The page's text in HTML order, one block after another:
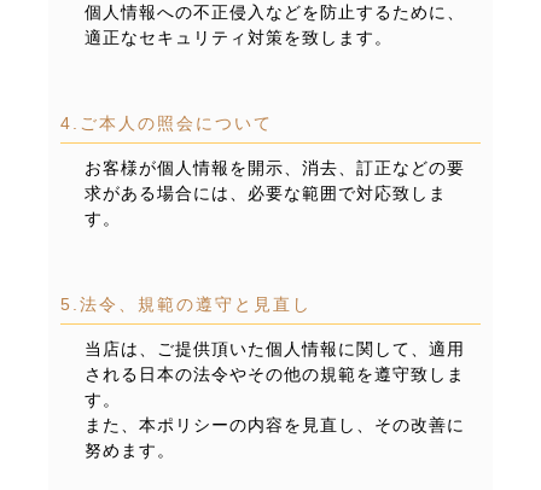
個人情報への不正侵入などを防止するために、
適正なセキュリティ対策を致します。
4.ご本人の照会について
お客様が個人情報を開示、消去、訂正などの要
求がある場合には、必要な範囲で対応致しま
す。
5.法令、規範の遵守と見直し
当店は、ご提供頂いた個人情報に関して、適用
される日本の法令やその他の規範を遵守致しま
す。
また、本ポリシーの内容を見直し、その改善に
努めます。